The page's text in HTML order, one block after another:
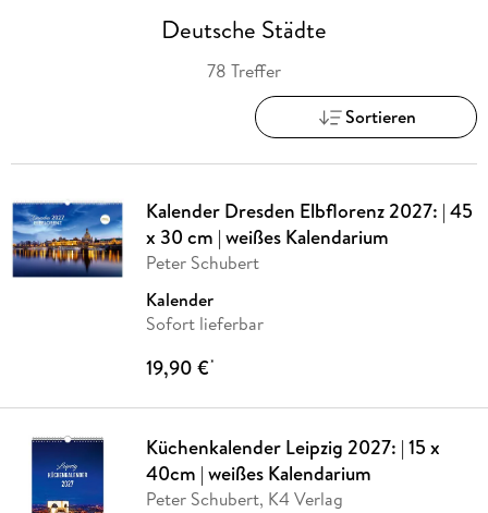
Deutsche Städte
78 Treffer
Sortieren
Kalender Dresden Elbflorenz 2027: | 45
x 30 cm | weißes Kalendarium
Peter Schubert
Kalender
Sofort lieferbar
19,90 €*
Küchenkalender Leipzig 2027: | 15 x
40cm | weißes Kalendarium
Peter Schubert, K4 Verlag